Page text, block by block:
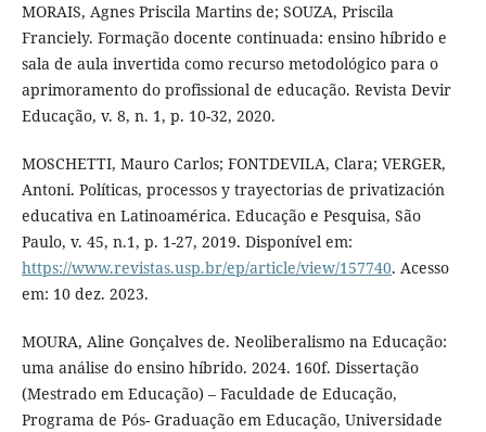
MORAIS, Agnes Priscila Martins de; SOUZA, Priscila
Franciely. Formação docente continuada: ensino híbrido e
sala de aula invertida como recurso metodológico para o
aprimoramento do profissional de educação. Revista Devir
Educação, v. 8, n. 1, p. 10-32, 2020.
MOSCHETTI, Mauro Carlos; FONTDEVILA, Clara; VERGER,
Antoni. Políticas, processos y trayectorias de privatización
educativa en Latinoamérica. Educação e Pesquisa, São
Paulo, v. 45, n.1, p. 1-27, 2019. Disponível em:
https://www.revistas.usp.br/ep/article/view/157740. Acesso
em: 10 dez. 2023.
MOURA, Aline Gonçalves de. Neoliberalismo na Educação:
uma análise do ensino híbrido. 2024. 160f. Dissertação
(Mestrado em Educação) – Faculdade de Educação,
Programa de Pós- Graduação em Educação, Universidade